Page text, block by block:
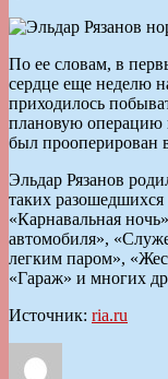
По ее словам, в
сердце еще неделю
приходилось
плановую операцию
был прооперирован
Эльдар Рязанов
таких
«Карнавальная
автомобиля»,
легким паром»,
«Гараж» и многих
Источник: ria.ru